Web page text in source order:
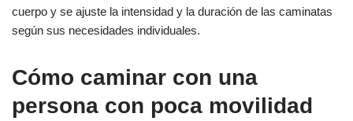
cuerpo y se ajuste la intensidad y la duración de las caminatas
según sus necesidades individuales.
Cómo caminar con una
persona con poca movilidad